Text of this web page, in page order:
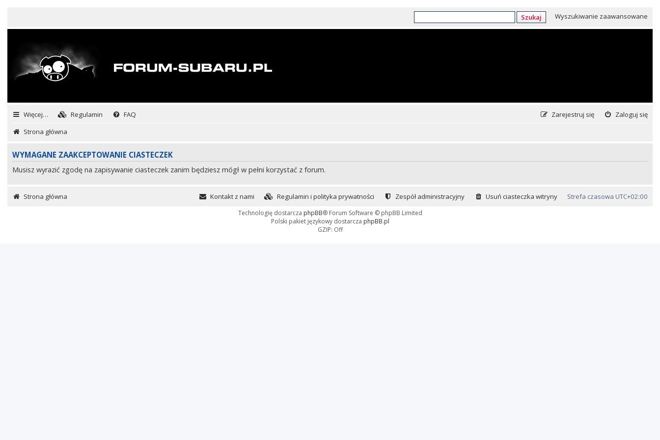
Szukaj Wyszukiwanie zaawansowane
Więcej… Regulamin FAQ Zaloguj się
Zarejestruj się
Strona główna
WYMAGANE ZAAKCEPTOWANIE CIASTECZEK
Musisz wyrazić zgodę na zapisywanie ciasteczek zanim będziesz mógł w pełni korzystać z forum.
Strona główna Strefa czasowa UTC+02:00
Usuń ciasteczka witryny
Zespół administracyjny
Regulamin i polityka prywatności
Kontakt z nami
Technologię dostarcza phpBB® Forum Software © phpBB Limited
Polski pakiet językowy dostarcza phpBB.pl
GZIP: Off